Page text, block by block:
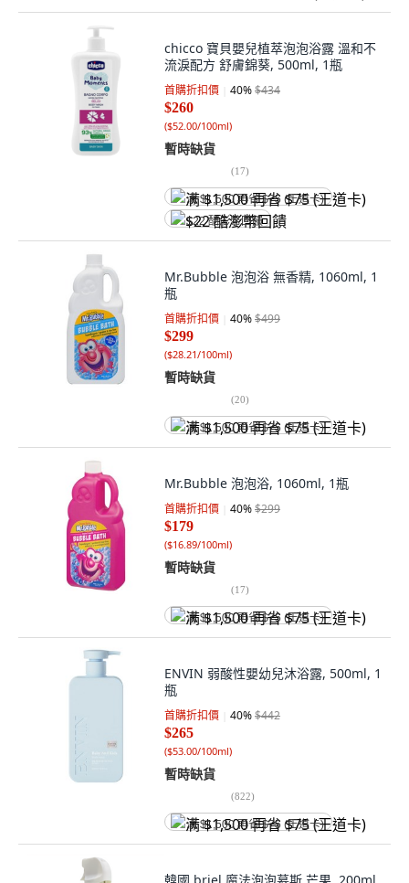
chicco 寶貝嬰兒植萃泡泡浴露 溫和不
流淚配方 舒膚錦葵, 500ml, 1瓶
首購折扣價 40%$434
$260
($52.00/100ml)
暫時缺貨
(17)
满 $1,500 再省 $75 (王道卡)
$22 酷澎幣回饋
Mr.Bubble 泡泡浴 無香精, 1060ml, 1
瓶
首購折扣價 40%$499
$299
($28.21/100ml)
暫時缺貨
(20)
满 $1,500 再省 $75 (王道卡)
Mr.Bubble 泡泡浴, 1060ml, 1瓶
首購折扣價 40%$299
$179
($16.89/100ml)
暫時缺貨
(17)
满 $1,500 再省 $75 (王道卡)
ENVIN 弱酸性嬰幼兒沐浴露, 500ml, 1
瓶
首購折扣價 40%$442
$265
($53.00/100ml)
暫時缺貨
(822)
满 $1,500 再省 $75 (王道卡)